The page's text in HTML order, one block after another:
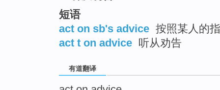
短语
act on sb's advice 按照某人的
act t on advice 听从劝告
有道翻译